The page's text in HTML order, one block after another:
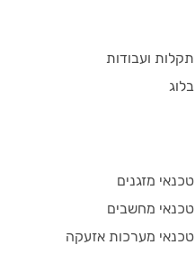
תקלות ועבודות
בלוג
טכנאי מזגנים
טכנאי מחשבים
טכנאי מערכות אזעקה